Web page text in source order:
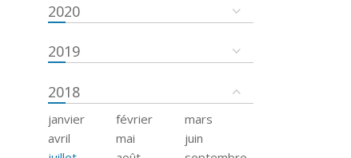
2020
2019
2018
janvier février
mars
avril
mai
juin